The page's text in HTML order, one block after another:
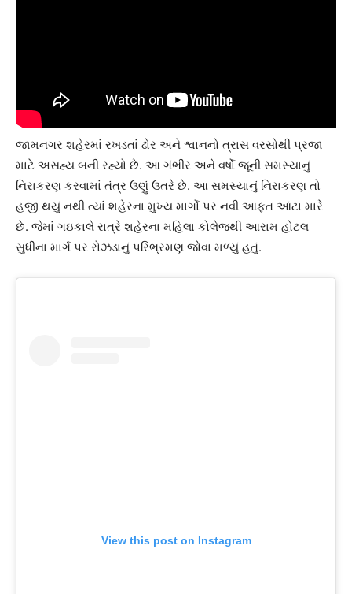
જામનગર શહેરમાં રખડતાં ઢોર અને શ્વાનનો ત્રાસ વરસોથી પ્રજા
માટે અસહ્ય બની રહ્યો છે. આ ગંભીર અને વર્ષો જૂની સમસ્યાનું
નિરાકરણ કરવામાં તંત્ર ઉણું ઉતરે છે. આ સમસ્યાનું નિરાકરણ તો
હજી થયું નથી ત્યાં શહેરના મુખ્ય માર્ગો પર નવી આફત આંટા મારે
છે. જેમાં ગઇકાલે રાત્રે શહેરના મહિલા કોલેજથી આરામ હોટલ
સુધીના માર્ગ પર રોઝડાનું પરિભ્રમણ જોવા મળ્યું હતું.
View this post on Instagram